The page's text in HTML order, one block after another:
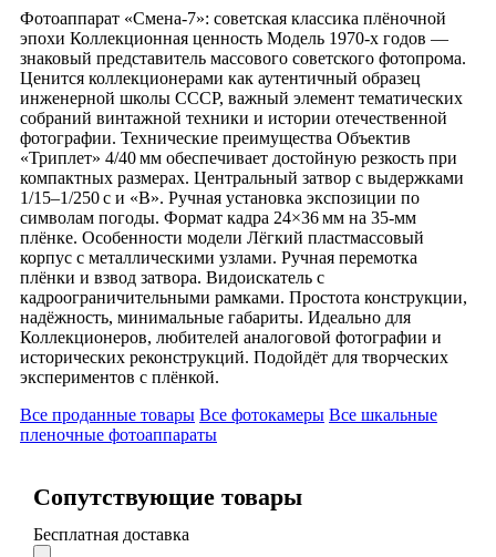
Фотоаппарат «Смена‑7»: советская классика плёночной
эпохи Коллекционная ценность Модель 1970‑х годов —
знаковый представитель массового советского фотопрома.
Ценится коллекционерами как аутентичный образец
инженерной школы СССР, важный элемент тематических
собраний винтажной техники и истории отечественной
фотографии. Технические преимущества Объектив
«Триплет» 4/40 мм обеспечивает достойную резкость при
компактных размерах. Центральный затвор с выдержками
1/15–1/250 с и «В». Ручная установка экспозиции по
символам погоды. Формат кадра 24×36 мм на 35‑мм
плёнке. Особенности модели Лёгкий пластмассовый
корпус с металлическими узлами. Ручная перемотка
плёнки и взвод затвора. Видоискатель с
кадроограничительными рамками. Простота конструкции,
надёжность, минимальные габариты. Идеально для
Коллекционеров, любителей аналоговой фотографии и
исторических реконструкций. Подойдёт для творческих
экспериментов с плёнкой.
Все проданные товары Все фотокамеры Все шкальные
пленочные фотоаппараты
Сопутствующие товары
Бесплатная доставка